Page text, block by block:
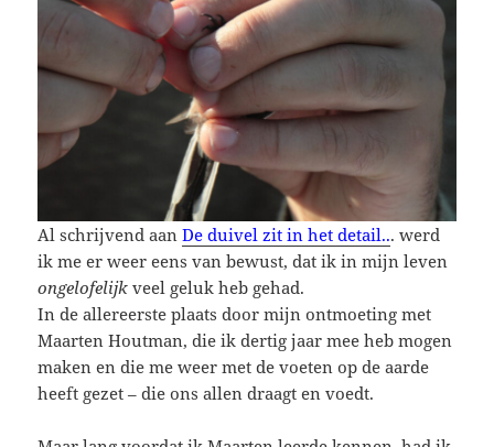
Al schrijvend aanDe duivel zit in het detail... werd
ik me er weer eens van bewust, dat ik in mijn leven
ongelofelijk veel geluk heb gehad.
In de allereerste plaats door mijn ontmoeting met
Maarten Houtman, die ik dertig jaar mee heb mogen
maken en die me weer met de voeten op de aarde
heeft gezet – die ons allen draagt en voedt.